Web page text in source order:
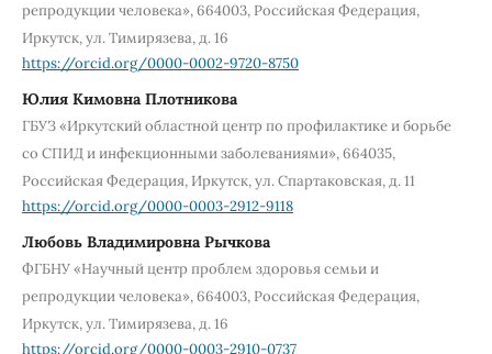
репродукции человека», 664003, Российская Федерация,
Иркутск, ул. Тимирязева, д. 16
https://orcid.org/0000-0002-9720-8750
Юлия Кимовна Плотникова
ГБУЗ «Иркутский областной центр по профилактике и борьбе
со СПИД и инфекционными заболеваниями», 664035,
Российская Федерация, Иркутск, ул. Cпартаковская, д. 11
https://orcid.org/0000-0003-2912-9118
Любовь Владимировна Рычкова
ФГБНУ «Научный центр проблем здоровья семьи и
репродукции человека», 664003, Российская Федерация,
Иркутск, ул. Тимирязева, д. 16
https://orcid.org/0000-0003-2910-0737